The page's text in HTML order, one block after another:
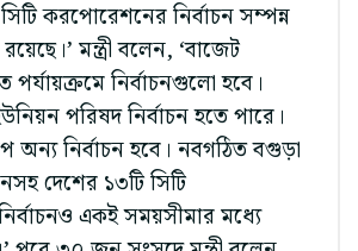
করপোরেশনের নির্বাচন সম্পন্ন
মন্ত্রী বলেন, ‘বাজেট
পর্যায়ক্রমে নির্বাচনগুলো হবে।
পরিষদ নির্বাচন হতে পারে।
অন্য নির্বাচন হবে। নবগঠিত বগুড়া
দেশের ১৩টি সিটি
একই সময়সীমার মধ্যে